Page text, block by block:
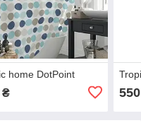
home DotPoint
550